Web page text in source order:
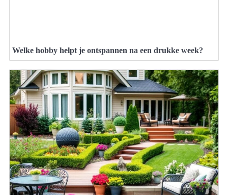
Welke hobby helpt je ontspannen na een drukke week?